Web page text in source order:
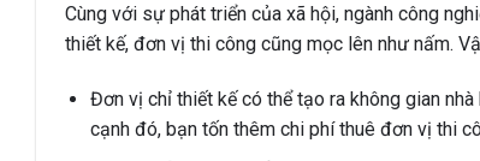
Cùng với sự phát triển của xã hội, ngành công
thiết kế, đơn vị thi công cũng mọc lên như nấm.
Đơn vị chỉ thiết kế có thể tạo ra không gian
cạnh đó, bạn tốn thêm chi phí thuê đơn vị thi